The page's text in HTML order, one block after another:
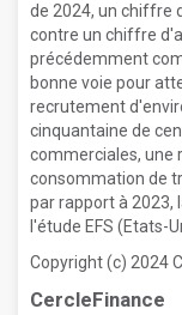
de 2024, un chiffre
contre un chiffre
précédemment
bonne voie pour
recrutement
cinquantaine de
commerciales, une
consommation de
par rapport à 2023,
l'étude EFS (Etats-
Copyright (c) 2024
CercleFinance